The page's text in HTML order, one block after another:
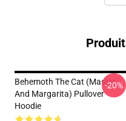
Behemoth The Cat (Master
And Margarita) Pullover
Hoodie
-20%